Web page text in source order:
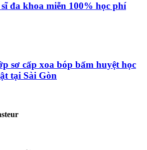
đa khoa miễn 100% học phí
sơ cấp xoa bóp bấm huyệt học
tại Sài Gòn